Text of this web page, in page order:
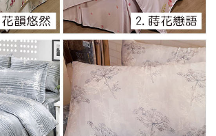
額度；若仍有額度不足之情形，本公司將視審查結果
。
帳號或使用他人資訊註冊。若發現惡意使用之情形，
將有權停止該用戶之使用額度並採取法律行動。